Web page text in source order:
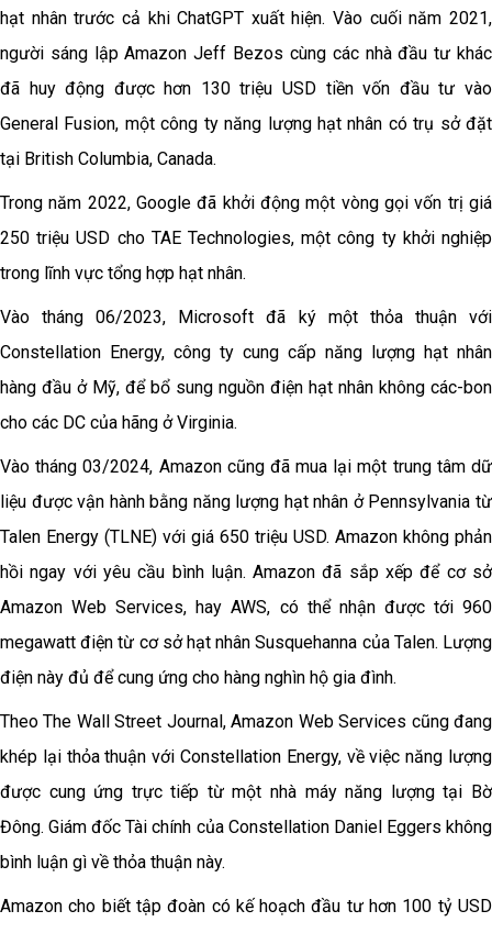
hạt nhân trước cả khi ChatGPT xuất hiện. Vào cuối năm 2021,
người sáng lập Amazon Jeff Bezos cùng các nhà đầu tư khác
đã huy động được hơn 130 triệu USD tiền vốn đầu tư vào
General Fusion, một công ty năng lượng hạt nhân có trụ sở đặt
tại British Columbia, Canada.
Trong năm 2022, Google đã khởi động một vòng gọi vốn trị giá
250 triệu USD cho TAE Technologies, một công ty khởi nghiệp
trong lĩnh vực tổng hợp hạt nhân.
Vào tháng 06/2023, Microsoft đã ký một thỏa thuận với
Constellation Energy, công ty cung cấp năng lượng hạt nhân
hàng đầu ở Mỹ, để bổ sung nguồn điện hạt nhân không các-bon
cho các DC của hãng ở Virginia.
Vào tháng 03/2024, Amazon cũng đã mua lại một trung tâm dữ
liệu được vận hành bằng năng lượng hạt nhân ở Pennsylvania từ
Talen Energy (TLNE) với giá 650 triệu USD. Amazon không phản
hồi ngay với yêu cầu bình luận. Amazon đã sắp xếp để cơ sở
Amazon Web Services, hay AWS, có thể nhận được tới 960
megawatt điện từ cơ sở hạt nhân Susquehanna của Talen. Lượng
điện này đủ để cung ứng cho hàng nghìn hộ gia đình.
Theo The Wall Street Journal, Amazon Web Services cũng đang
khép lại thỏa thuận với Constellation Energy, về việc năng lượng
được cung ứng trực tiếp từ một nhà máy năng lượng tại Bờ
Đông. Giám đốc Tài chính của Constellation Daniel Eggers không
bình luận gì về thỏa thuận này.
Amazon cho biết tập đoàn có kế hoạch đầu tư hơn 100 tỷ USD